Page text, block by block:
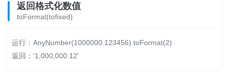
返回格式化数值
toFormat(tofixed)
运行：AnyNumber(1000000.123456).toFormat(2)
返回：'1,000,000.12'